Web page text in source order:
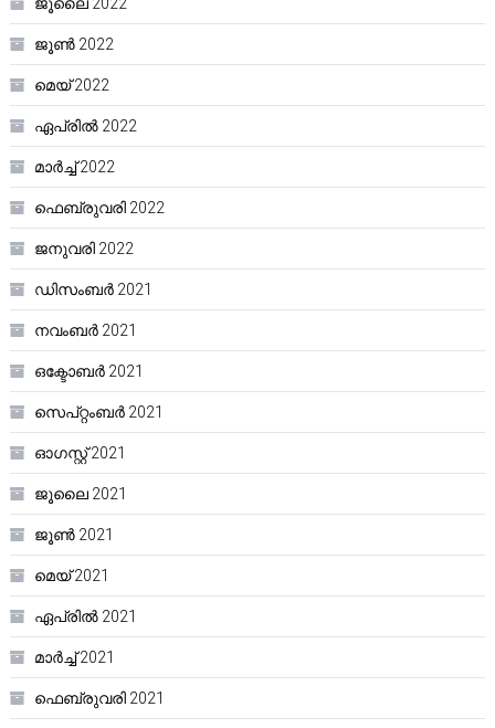
ജൂൺ 2022
മെയ്‌ 2022
ഏപ്രിൽ 2022
മാർച്ച്‌ 2022
ഫെബ്രുവരി 2022
ജനുവരി 2022
ഡിസംബർ 2021
നവംബർ 2021
ഒക്ടോബർ 2021
സെപ്റ്റംബർ 2021
ഓഗസ്റ്റ്‌ 2021
ജൂലൈ 2021
ജൂൺ 2021
മെയ്‌ 2021
ഏപ്രിൽ 2021
മാർച്ച്‌ 2021
ഫെബ്രുവരി 2021